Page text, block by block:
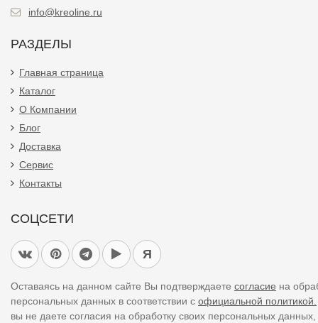
info@kreoline.ru
РАЗДЕЛЫ
Главная страница
Каталог
О Компании
Блог
Доставка
Сервис
Контакты
СОЦСЕТИ
Я
Оставаясь на данном сайте Вы подтверждаете согласие на
персональных данных в соответствии с официальной политикой.
вы не даете согласия на обработку своих персональных